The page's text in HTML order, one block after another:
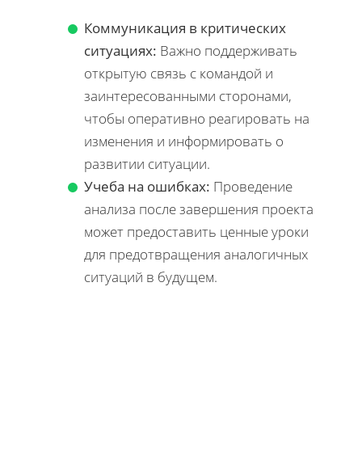
Коммуникация в критических
ситуациях: Важно поддерживать
открытую связь с командой и
заинтересованными сторонами,
чтобы оперативно реагировать на
изменения и информировать о
развитии ситуации.
Учеба на ошибках: Проведение
анализа после завершения проекта
может предоставить ценные уроки
для предотвращения аналогичных
ситуаций в будущем.